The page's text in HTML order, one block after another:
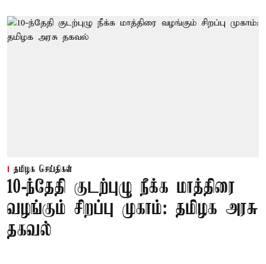
தமிழக செய்திகள்
10-ந்தேதி குடற்புழு நீக்க மாத்திரை
வழங்கும் சிறப்பு முகாம்: தமிழக அரசு
தகவல்